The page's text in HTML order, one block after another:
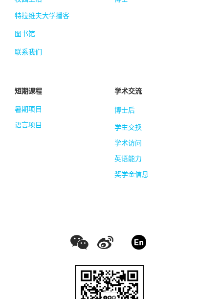
特拉维夫大学播客
图书馆
联系我们
短期课程
暑期项目
语言项目
学术交流
博士后
学生交换
学术访问
英语能力
奖学金信息